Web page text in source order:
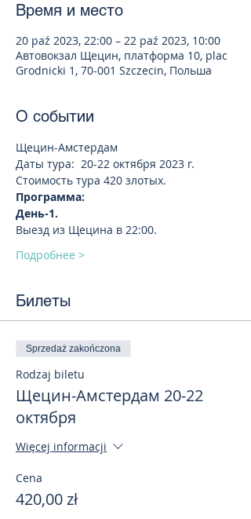
Время и место
20 paź 2023, 22:00 – 22 paź 2023, 10:00
Автовокзал Щецин, платформа 10, plac
Grodnicki 1, 70-001 Szczecin, Польша
О событии
Щецин-Амстердам
Даты тура:  20-22 октября 2023 г.
Стоимость тура 420 злотых.
Программа:
День-1.
Выезд из Щецина в 22:00.
Подробнее >
Билеты
Sprzedaż zakończona
Rodzaj biletu
Щецин-Амстердам 20-22
октября
Więcej informacji
Cena
420,00 zł